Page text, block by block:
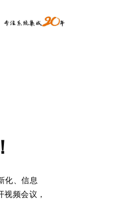
化、信息
频会议，